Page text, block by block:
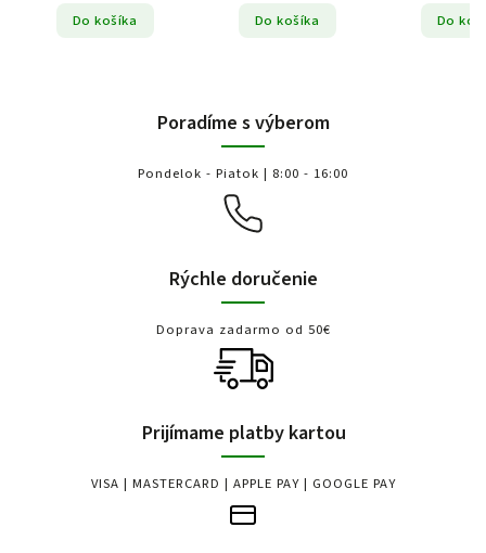
Do košíka Do košíka Do
Poradíme s výberom
Pondelok - Piatok | 8:00 - 16:00
Rýchle doručenie
Doprava zadarmo od 50€
Prijímame platby kartou
VISA | MASTERCARD | APPLE PAY | GOOGLE PAY